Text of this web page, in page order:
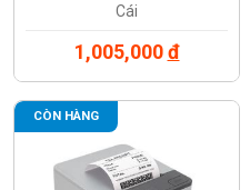
Cái
1,005,000đ
CÒN HÀNG